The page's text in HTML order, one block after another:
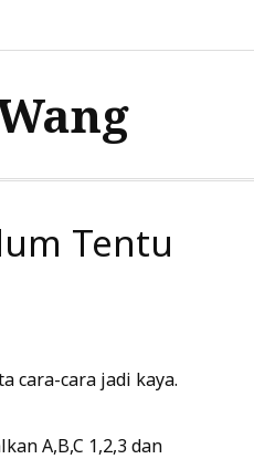
Tentu
cara-cara jadi kaya.
A,B,C 1,2,3 dan